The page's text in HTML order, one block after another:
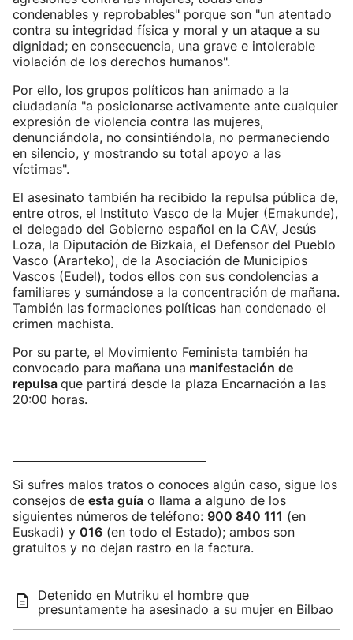
condenables y reprobables" porque son "un atentado
contra su integridad física y moral y un ataque a su
dignidad; en consecuencia, una grave e intolerable
violación de los derechos humanos".
Por ello, los grupos políticos han animado a la
ciudadanía "a posicionarse activamente ante cualquier
expresión de violencia contra las mujeres,
denunciándola, no consintiéndola, no permaneciendo
en silencio, y mostrando su total apoyo a las
víctimas".
El asesinato también ha recibido la repulsa pública de,
entre otros, el Instituto Vasco de la Mujer (Emakunde),
el delegado del Gobierno español en la CAV, Jesús
Loza, la Diputación de Bizkaia, el Defensor del Pueblo
Vasco (Ararteko), de la Asociación de Municipios
Vascos (Eudel), todos ellos con sus condolencias a
familiares y sumándose a la concentración de mañana.
También las formaciones políticas han condenado el
crimen machista.
Por su parte, el Movimiento Feminista también ha
convocado para mañana una manifestación de
repulsa que partirá desde la plaza Encarnación a las
20:00 horas.
Si sufres malos tratos o conoces algún caso, sigue los
consejos de esta guía o llama a alguno de los
siguientes números de teléfono: 900 840 111 (en
Euskadi) y 016 (en todo el Estado); ambos son
gratuitos y no dejan rastro en la factura.
Detenido en Mutriku el hombre que
presuntamente ha asesinado a su mujer en Bilbao